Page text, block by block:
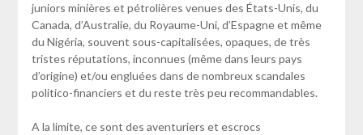
juniors minières et pétrolières venues des États-Unis, du
Canada, d’Australie, du Royaume-Uni, d’Espagne et même
du Nigéria, souvent sous-capitalisées, opaques, de très
tristes réputations, inconnues (même dans leurs pays
d’origine) et/ou engluées dans de nombreux scandales
politico-financiers et du reste très peu recommandables.
A la limite, ce sont des aventuriers et escrocs